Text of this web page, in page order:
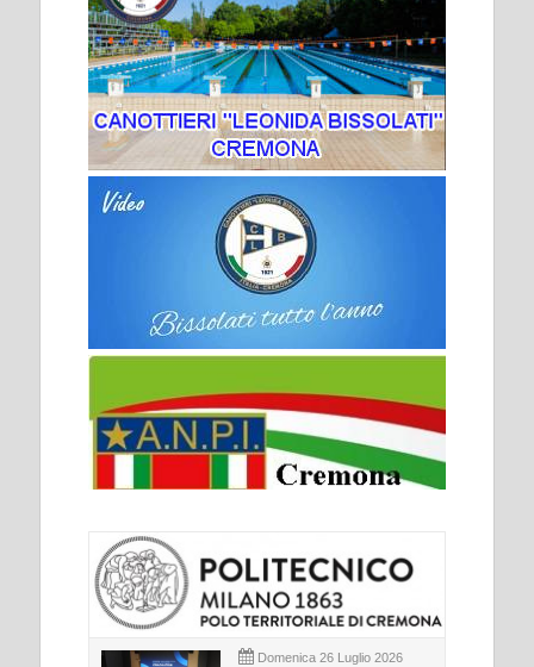
Domenica 26 Luglio 2026